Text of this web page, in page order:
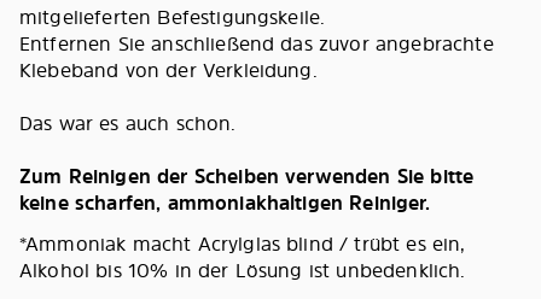
mitgelieferten Befestigungskeile.
Entfernen Sie anschließend das zuvor angebrachte
Klebeband von der Verkleidung.
Das war es auch schon.
Zum Reinigen der Scheiben verwenden Sie bitte
keine scharfen, ammoniakhaltigen Reiniger.
*Ammoniak macht Acrylglas blind / trübt es ein,
Alkohol bis 10% in der Lösung ist unbedenklich.